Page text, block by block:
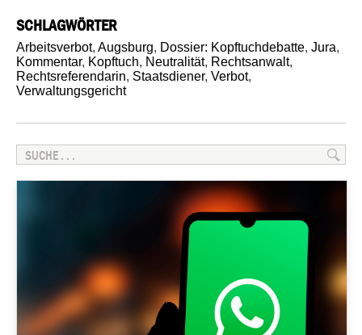
SCHLAGWÖRTER
Arbeitsverbot, Augsburg, Dossier: Kopftuchdebatte, Jura,
Kommentar, Kopftuch, Neutralität, Rechtsanwalt,
Rechtsreferendarin, Staatsdiener, Verbot,
Verwaltungsgericht